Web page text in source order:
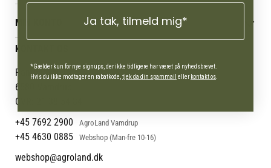
Levering & afhentning
Følg din bestilling
Persondatapolitik
Cookies
Returportal
Job
Mærker
Om os
Om Vestjyllands Andel
Blog
Ofte stillede spørgsmål
MIN KONTO
Administrer min konto
KONTAKT OS
Pantonevej 10
6580 Vamdrup
CVR: 21 38 54 84
+45 7692 2900
AgroLand Vamdrup
+45 4630 0885 Webshop (Man-fre 10-16)
webshop@agroland.dk
Ja tak, tilmeld mig*
*Gælder kun for nye signups, der ikke tidligere har været på nyhedsbrevet.
Hvis du ikke modtager en rabatkode, tjek da din spammail ellerkontakt os